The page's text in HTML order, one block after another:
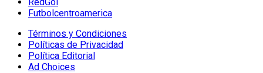
Futbolcentroamerica
Términos y Condiciones
Políticas de Privacidad
Política Editorial
Ad Choices